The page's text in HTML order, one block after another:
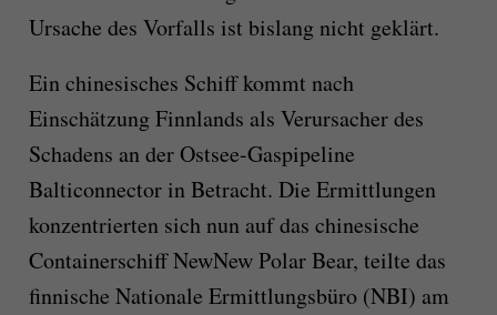
Ursache des Vorfalls ist bislang nicht geklärt.
Ein chinesisches Schiff kommt nach
Einschätzung Finnlands als Verursacher des
Schadens an der Ostsee-Gaspipeline
Balticonnector in Betracht. Die Ermittlungen
konzentrierten sich nun auf das chinesische
Containerschiff NewNew Polar Bear, teilte das
finnische Nationale Ermittlungsbüro (NBI) am